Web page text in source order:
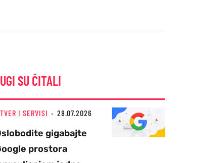
SU ČITALI
I SERVISI 28.07.2026
gigabajte
prostora